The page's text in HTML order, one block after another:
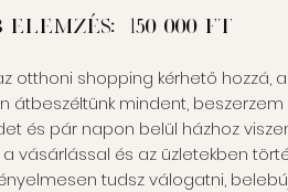
150 000 Ft
otthoni shopping kérhető hozzá,
átbeszéltünk mindent, beszerzem
és pár napon belül házhoz
vásárlással és az üzletekben
tudsz válogatni,